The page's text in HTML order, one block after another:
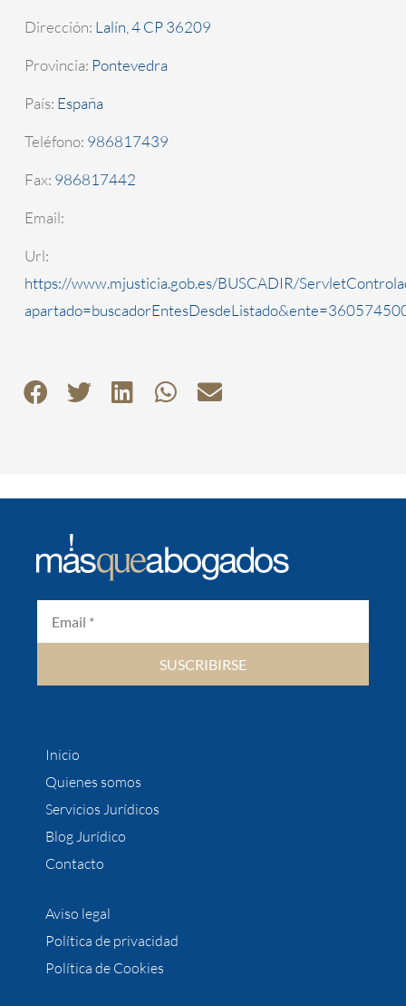
Dirección: Lalín, 4 CP 36209
Provincia: Pontevedra
País: España
Teléfono: 986817439
Fax: 986817442
Email:
Url:
https://www.mjusticia.gob.es/BUSCADIR/
SUSCRIBIRSE
Inicio
Quienes somos
Servicios Jurídicos
Blog Jurídico
Contacto
Aviso legal
Política de privacidad
Política de Cookies